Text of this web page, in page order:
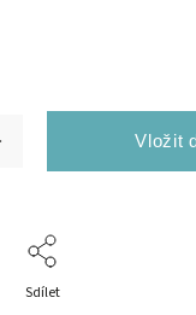
Sdílet